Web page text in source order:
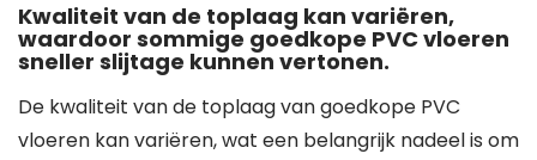
Kwaliteit van de toplaag kan variëren,
waardoor sommige goedkope PVC vloeren
sneller slijtage kunnen vertonen.
De kwaliteit van de toplaag van goedkope PVC
vloeren kan variëren, wat een belangrijk nadeel is om